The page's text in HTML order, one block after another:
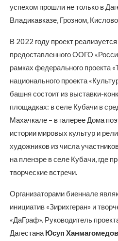
успехом прошли не только в
Владикавказе, Грозном,
В 2022 году проект
предоставленного ООГО
рамках федерального проекта
национального проекта
башня состоит из выставки-
площадках: в селе Кубачи в
Махачкале – в галерее Дома
истории мировых культур и
художников из числа
на пленэре в селе Кубачи, где
творческие встречи.
Организаторами биеннале
инициатив «Зирихгеран» и
«ДаГраф». Руководитель
Дагестана Юсуп Ханмагомедов